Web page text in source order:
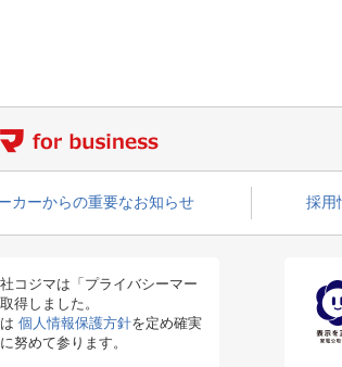
カーからの重要なお知らせ 採用
コジマは「プライバシーマー
得しました。
個人情報保護方針を定め確実
努めて参ります。